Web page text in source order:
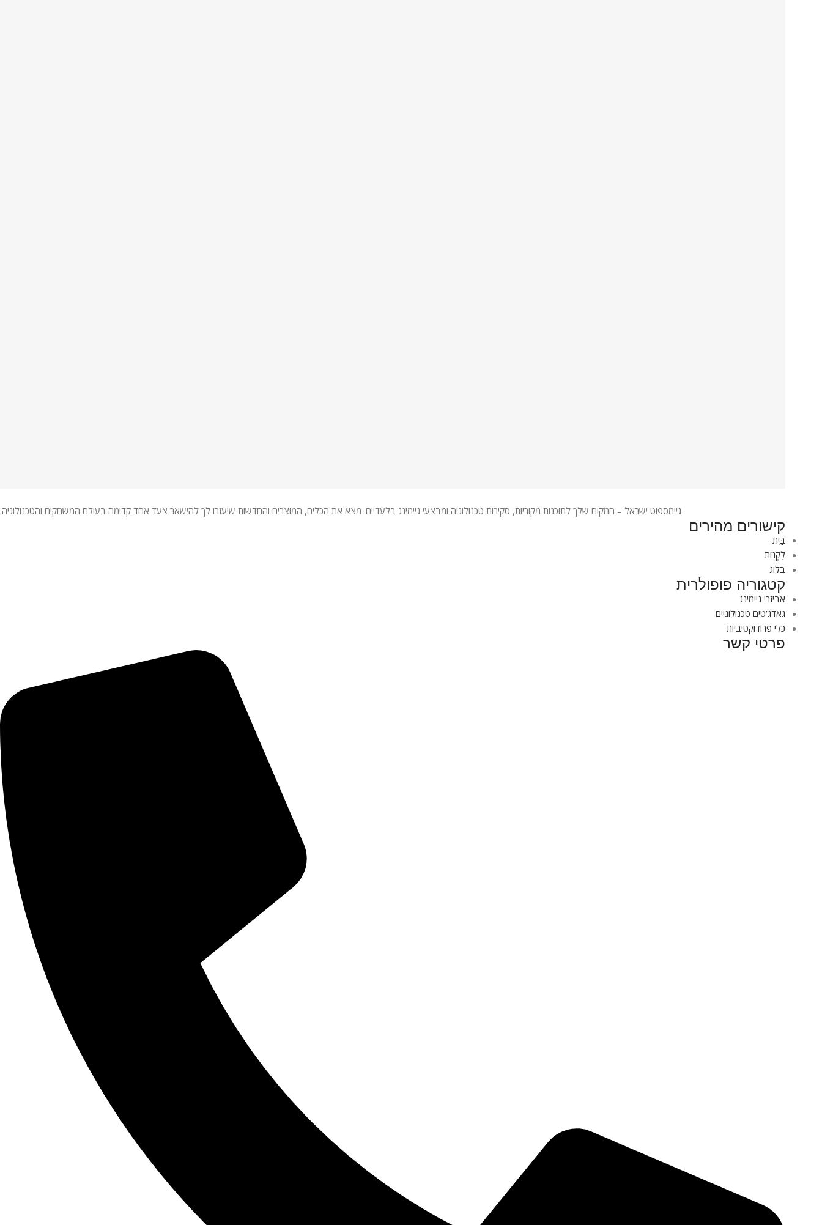
גיימספוט ישראל – המקום שלך לתוכנות מקוריות, סקירות טכנולוגיה ומבצעי גיימינג בלעדיים. מצא את הכלים, המוצרים והחדשות שיעזרו לך להישאר צעד אחד קדימה בעולם המשחקים והטכנולוגיה.
קישורים מהירים
בַּיִת
לִקְנוֹת
בלוג
קטגוריה פופולרית
אביזרי גיימינג
גאדג’טים טכנולוגיים
כלי פרודוקטיביות
פרטי קשר